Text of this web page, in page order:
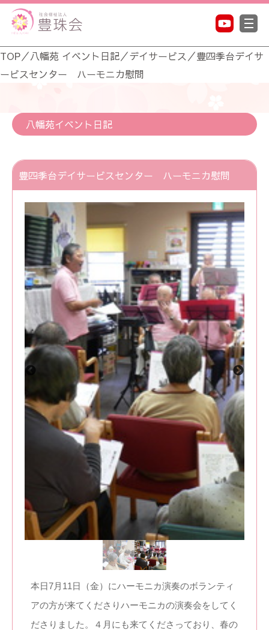
TOP／八幡苑 イベント日記／デイサービス ／豊四季台デイサ
ービスセンター ハーモニカ慰問
八幡苑イベント日記
豊四季台デイサービスセンター ハーモニカ慰問
本日7月11日（金）にハーモニカ演奏のボランティ
アの方が来てくださりハーモニカの演奏会をしてく
ださりました。４月にも来てくださっており、春の